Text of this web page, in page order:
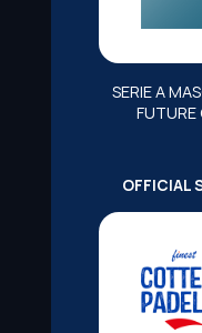
SERIE A
FUTURE
OFFICIAL